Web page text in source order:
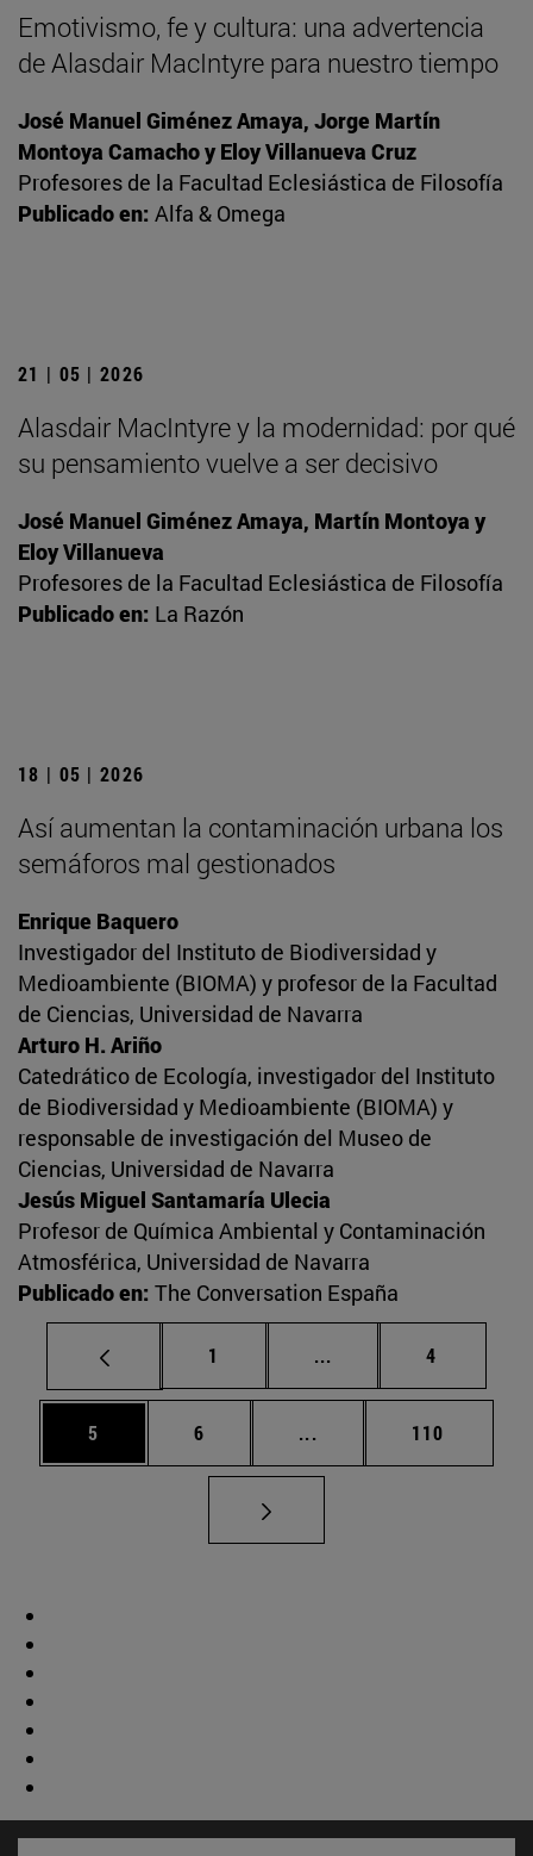
Emotivismo, fe y cultura: una advertencia
de Alasdair MacIntyre para nuestro tiempo
José Manuel Giménez Amaya, Jorge Martín
Montoya Camacho y Eloy Villanueva Cruz
Profesores de la Facultad Eclesiástica de Filosofía
Publicado en: Alfa & Omega
21 | 05 | 2026
Alasdair MacIntyre y la modernidad: por qué
su pensamiento vuelve a ser decisivo
José Manuel Giménez Amaya, Martín Montoya y
Eloy Villanueva
Profesores de la Facultad Eclesiástica de Filosofía
Publicado en: La Razón
18 | 05 | 2026
Así aumentan la contaminación urbana los
semáforos mal gestionados
Enrique Baquero
Investigador del Instituto de Biodiversidad y
Medioambiente (BIOMA) y profesor de la Facultad
de Ciencias, Universidad de Navarra
Arturo H. Ariño
Catedrático de Ecología, investigador del Instituto
de Biodiversidad y Medioambiente (BIOMA) y
responsable de investigación del Museo de
Ciencias, Universidad de Navarra
Jesús Miguel Santamaría Ulecia
Profesor de Química Ambiental y Contaminación
Atmosférica, Universidad de Navarra
Publicado en: The Conversation España
Página
1 ... Páginas intermedias
Página
4
Página
5 Página
6 ... Páginas intermedias
Página
110